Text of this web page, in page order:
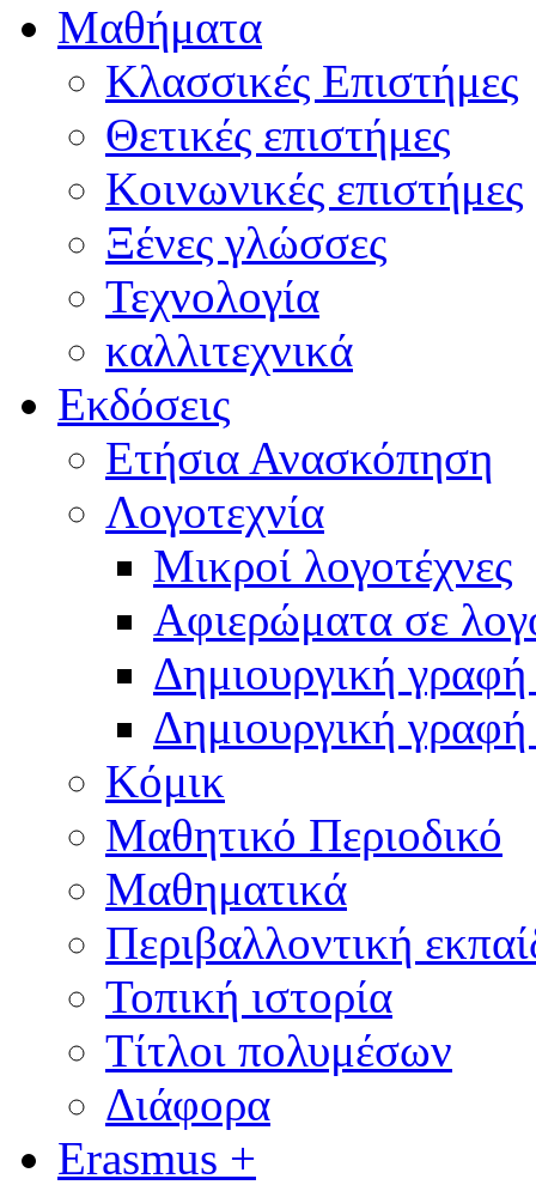
Μαθήματα
Κλασσικές Επιστήμες
Θετικές επιστήμες
Κοινωνικές επιστήμες
Ξένες γλώσσες
Τεχνολογία
καλλιτεχνικά
Εκδόσεις
Ετήσια Ανασκόπηση
Λογοτεχνία
Μικροί λογοτέχνες
Αφιερώματα σε
Δημιουργική
Δημιουργική
Κόμικ
Μαθητικό Περιοδικό
Μαθηματικά
Περιβαλλοντική
Τοπική ιστορία
Τίτλοι πολυμέσων
Διάφορα
Erasmus +